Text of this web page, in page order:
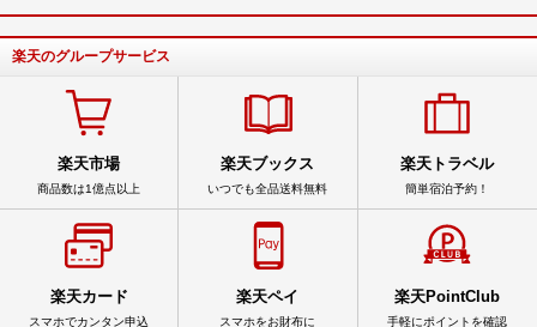
楽天のグループサービス
楽天市場
商品数は1億点以上
楽天ブックス
いつでも全品送料無料
楽天トラベル
簡単宿泊予約！
楽天カード
スマホでカンタン申込
楽天ペイ
スマホをお財布に
楽天PointClub
手軽にポイントを確認